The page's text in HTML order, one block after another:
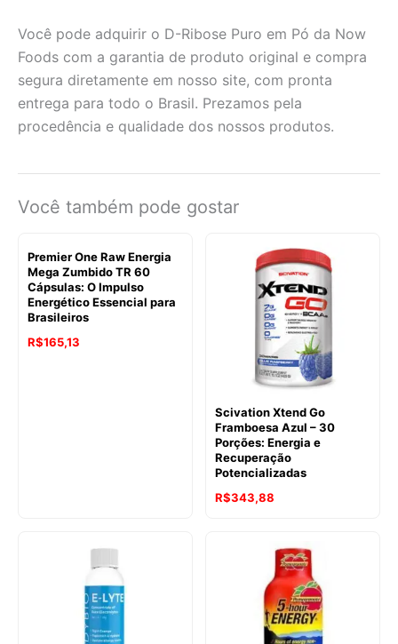
Você pode adquirir o D-Ribose Puro em Pó da Now
Foods com a garantia de produto original e compra
segura diretamente em nosso site, com pronta
entrega para todo o Brasil. Prezamos pela
procedência e qualidade dos nossos produtos.
Você também pode gostar
Premier One Raw Energia
Mega Zumbido TR 60
Cápsulas: O Impulso
Energético Essencial para
Brasileiros
R$165,13
Scivation Xtend Go
Framboesa Azul – 30
Porções: Energia e
Recuperação
Potencializadas
R$343,88